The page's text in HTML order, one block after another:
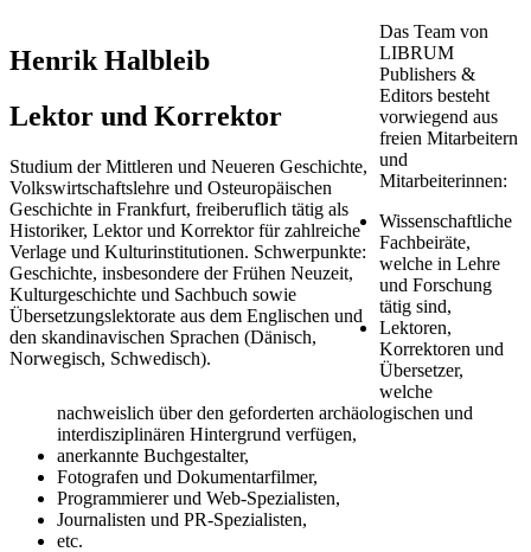
Henrik Halbleib
Lektor und Korrektor
Studium der Mittleren und Neueren Geschichte,
Volkswirtschaftslehre und Osteuropäischen
Geschichte in Frankfurt, freiberuflich tätig als
Historiker, Lektor und Korrektor für zahlreiche
Verlage und Kulturinstitutionen. Schwerpunkte:
Geschichte, insbesondere der Frühen Neuzeit,
Kulturgeschichte und Sachbuch sowie
Übersetzungslektorate aus dem Englischen und
den skandinavischen Sprachen (Dänisch,
Norwegisch, Schwedisch).
Das Team von
LIBRUM
Publishers &
Editors besteht
vorwiegend aus
freien Mitarbeitern
und
Mitarbeiterinnen:
Wissenschaftliche
Fachbeiräte,
welche in Lehre
und Forschung
tätig sind,
Lektoren,
Korrektoren und
Übersetzer,
welche
nachweislich über den geforderten archäologischen und
interdisziplinären Hintergrund verfügen,
anerkannte Buchgestalter,
Fotografen und Dokumentarfilmer,
Programmierer und Web-Spezialisten,
Journalisten und PR-Spezialisten,
etc.